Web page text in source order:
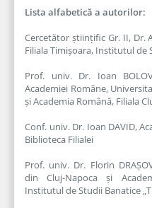
Lista alfabetică a autorilor:
Cercetător științific Gr. II, Dr.
Filiala Timișoara, Institutul de
Prof. univ. Dr. Ioan
Academiei Române,
și Academia Română, Filiala
Conf. univ. Dr. Ioan DAVID,
Biblioteca Filialei
Prof. univ. Dr. Florin
din Cluj-Napoca și
Institutul de Studii Banatice